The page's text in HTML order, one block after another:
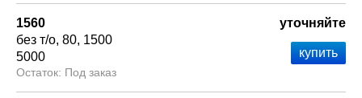
1560
без т/о 80 1500
5000
Под заказ
уточняйте